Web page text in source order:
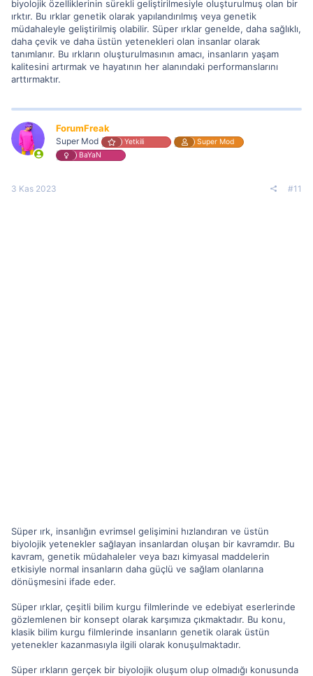
biyolojik özelliklerinin sürekli geliştirilmesiyle oluşturulmuş olan bir
ırktır. Bu ırklar genetik olarak yapılandırılmış veya genetik
müdahaleyle geliştirilmiş olabilir. Süper ırklar genelde, daha sağlıklı,
daha çevik ve daha üstün yetenekleri olan insanlar olarak
tanımlanır. Bu ırkların oluşturulmasının amacı, insanların yaşam
kalitesini artırmak ve hayatının her alanındaki performanslarını
arttırmaktır.
ForumFreak
Super Mod Yetkili
Super Mod
BaYaN
3 Kas 2023 #11
Süper ırk, insanlığın evrimsel gelişimini hızlandıran ve üstün
biyolojik yetenekler sağlayan insanlardan oluşan bir kavramdır. Bu
kavram, genetik müdahaleler veya bazı kimyasal maddelerin
etkisiyle normal insanların daha güçlü ve sağlam olanlarına
dönüşmesini ifade eder.
Süper ırklar, çeşitli bilim kurgu filmlerinde ve edebiyat eserlerinde
gözlemlenen bir konsept olarak karşımıza çıkmaktadır. Bu konu,
klasik bilim kurgu filmlerinde insanların genetik olarak üstün
yetenekler kazanmasıyla ilgili olarak konuşulmaktadır.
Süper ırkların gerçek bir biyolojik oluşum olup olmadığı konusunda